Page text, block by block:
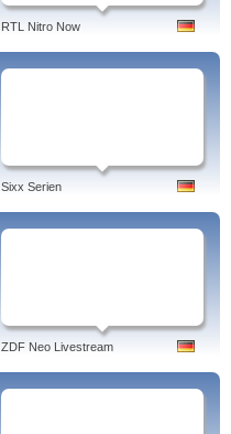
RTL Nitro Now
Sixx Serien
ZDF Neo Livestream